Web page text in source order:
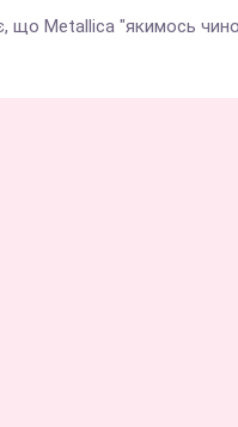
що Metallica "якимось